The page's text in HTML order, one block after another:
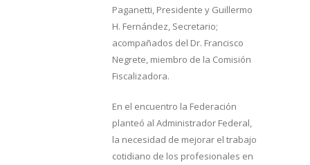
Paganetti, Presidente y Guillermo
H. Fernández, Secretario;
acompañados del Dr. Francisco
Negrete, miembro de la Comisión
Fiscalizadora.
En el encuentro la Federación
planteó al Administrador Federal,
la necesidad de mejorar el trabajo
cotidiano de los profesionales en